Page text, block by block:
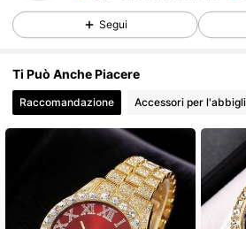
4.81 14K Follower
Segui
Ti Può Anche Piacere
Raccomandazione Accessori per